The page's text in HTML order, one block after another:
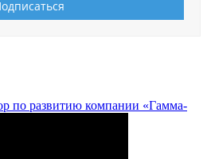
по развитию компании «Гамма-